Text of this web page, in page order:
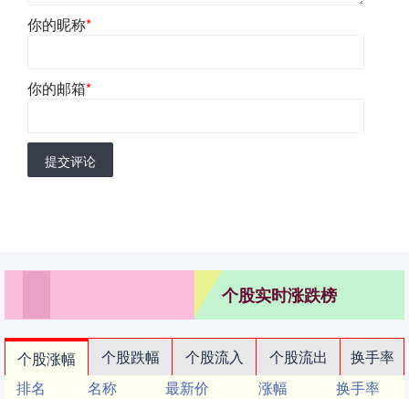
你的昵称*
你的邮箱*
提交评论
个股实时涨跌榜
个股涨幅 个股跌幅 个股流入 个股流出
换手率
排名
名称 最新价 涨幅
换手率